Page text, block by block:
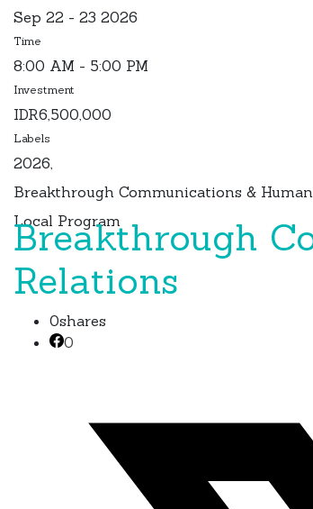
Sep 22 - 23 2026
Time
8:00 AM - 5:00 PM
Investment
IDR6,500,000
Labels
2026,
Breakthrough Communications & Human
Local Program
Breakthrough
Relations
0shares
0